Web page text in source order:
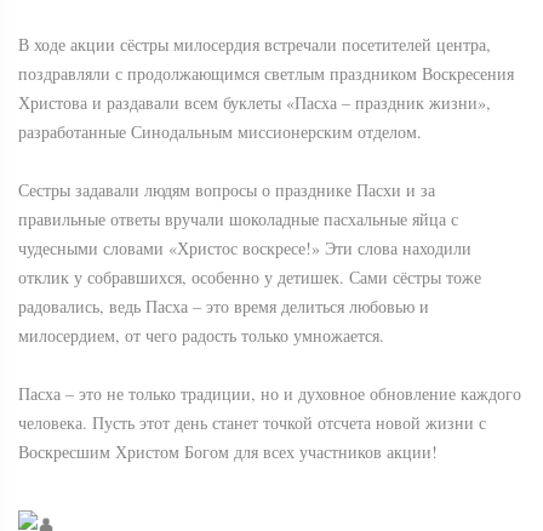
В ходе акции сёстры милосердия встречали посетителей центра,
поздравляли с продолжающимся светлым праздником Воскресения
Христова и раздавали всем буклеты «Пасха – праздник жизни»,
разработанные Синодальным миссионерским отделом.
Сестры задавали людям вопросы о празднике Пасхи и за
правильные ответы вручали шоколадные пасхальные яйца с
чудесными словами «Христос воскресе!» Эти слова находили
отклик у собравшихся, особенно у детишек. Сами сёстры тоже
радовались, ведь Пасха – это время делиться любовью и
милосердием, от чего радость только умножается.
Пасха – это не только традиции, но и духовное обновление каждого
человека. Пусть этот день станет точкой отсчета новой жизни с
Воскресшим Христом Богом для всех участников акции!